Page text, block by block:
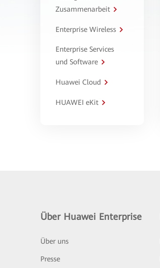
Zusammenarbeit
Enterprise Wireless
Enterprise Services
und Software
Huawei Cloud
HUAWEI eKit
Über Huawei Enterprise
Über uns
Presse